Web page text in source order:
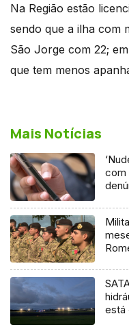
Na Região estão
sendo que a ilha com
São Jorge com 22;
que tem menos
Mais Notícias
com
está